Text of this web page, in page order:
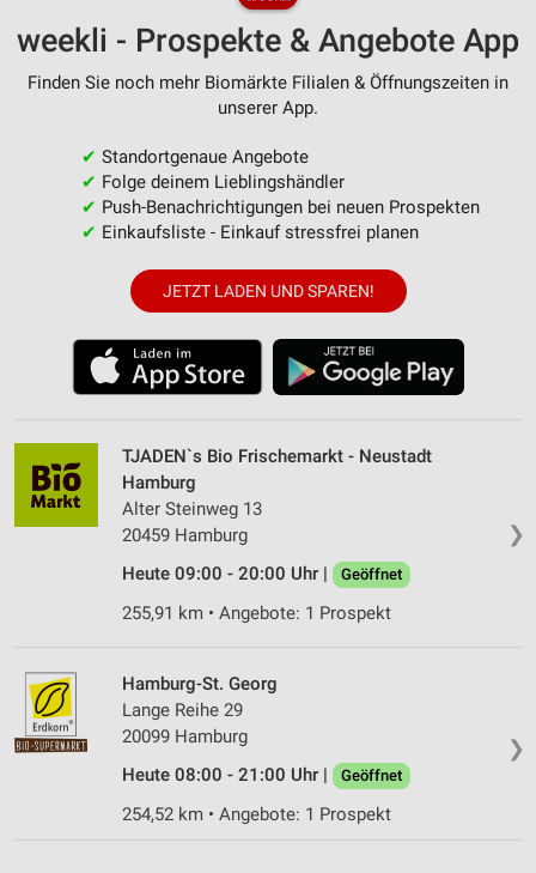
weekli - Prospekte & Angebote App
Finden Sie noch mehr Biomärkte Filialen & Öffnungszeiten in
unserer App.
✔ Standortgenaue Angebote
✔ Folge deinem Lieblingshändler
✔ Push-Benachrichtigungen bei neuen Prospekten
✔ Einkaufsliste - Einkauf stressfrei planen
JETZT LADEN UND SPAREN!
❯
TJADEN`s Bio Frischemarkt - Neustadt
Hamburg
Alter Steinweg 13
20459 Hamburg
Heute 09:00 - 20:00 Uhr |
Geöffnet
255,91 km • Angebote: 1 Prospekt
❯
Hamburg-St. Georg
Lange Reihe 29
20099 Hamburg
Heute 08:00 - 21:00 Uhr |
Geöffnet
254,52 km • Angebote: 1 Prospekt